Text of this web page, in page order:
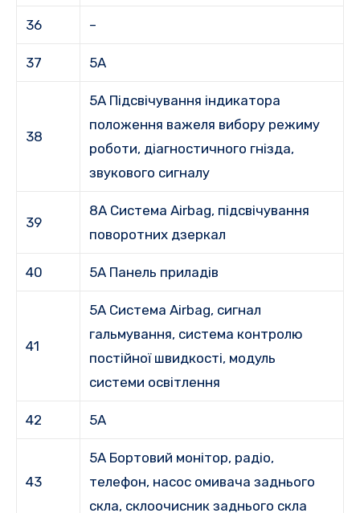
36 –
37 5А
38
5А Підсвічування індикатора
положення важеля вибору режиму
роботи, діагностичного гнізда,
звукового сигналу
39
8A Система Airbag, підсвічування
поворотних дзеркал
40 5А Панель приладів
41
5A Система Airbag, сигнал
гальмування, система контролю
постійної швидкості, модуль
системи освітлення
42 5А
43
5A Бортовий монітор, радіо,
телефон, насос омивача заднього
скла, склоочисник заднього скла